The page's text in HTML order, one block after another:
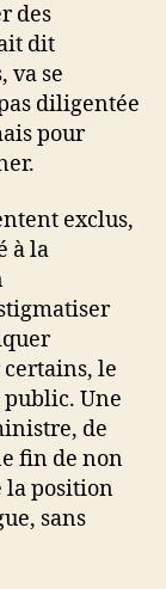
des
dit
va se
diligentée
pour
exclus,
à la
le
public. Une
de
fin de non
la position
sans